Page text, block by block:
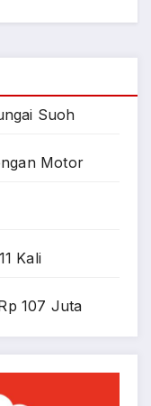
Suoh
Motor
Kali
107 Juta